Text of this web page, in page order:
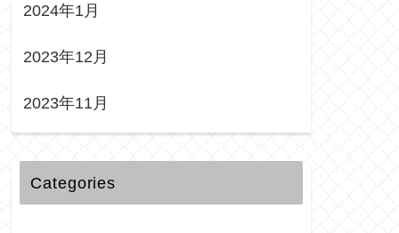
2024年1月
2023年12月
2023年11月
Categories